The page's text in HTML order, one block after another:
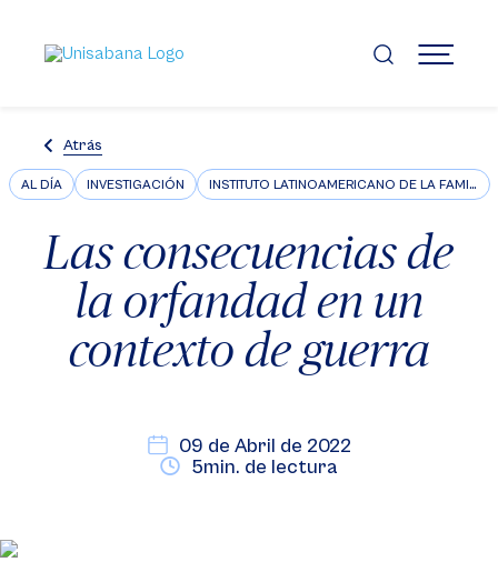
contenido
principal
MENÚ
Atrás
AL DÍA INVESTIGACIÓN INSTITUTO LATINOAMERICANO DE LA FAMILIA ILFARUS
Las consecuencias de
la orfandad en un
contexto de guerra
09 de Abril de 2022
5min. de lectura